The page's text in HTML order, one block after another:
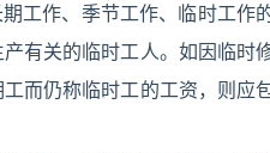
工作、季节工作、临时工作
有关的临时工人。如因临时
而仍称临时工的工资，则应